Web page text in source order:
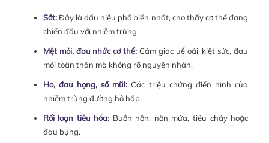
Sốt:Đây là dấu hiệu phổ biến nhất, cho thấy cơ thể đang
chiến đấu với nhiễm trùng.
Mệt mỏi, đau nhức cơ thể: Cảm giác uể oải, kiệt sức, đau
mỏi toàn thân mà không rõ nguyên nhân.
Ho, đau họng, sổ mũi: Các triệu chứng điển hình của
nhiễm trùng đường hô hấp.
Rối loạn tiêu hóa: Buồn nôn, nôn mửa, tiêu chảy hoặc
đau bụng.